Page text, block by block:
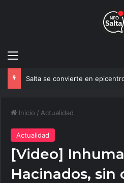
Menú
Inicio / Actualidad
Actualidad
[Video]
Hacinados, sin